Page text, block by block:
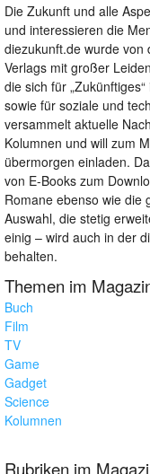
Die Zukunft und alle
und interessieren die
diezukunft.de wurde von
Verlags mit großer
die sich für
sowie für soziale und
versammelt aktuelle
Kolumnen und will zum
übermorgen einladen.
von E-Books zum
Romane ebenso wie die
Auswahl, die stetig
einig – wird auch in der
behalten.
Themen im
Buch
Film
TV
Game
Gadget
Science
Kolumnen
Rubriken im